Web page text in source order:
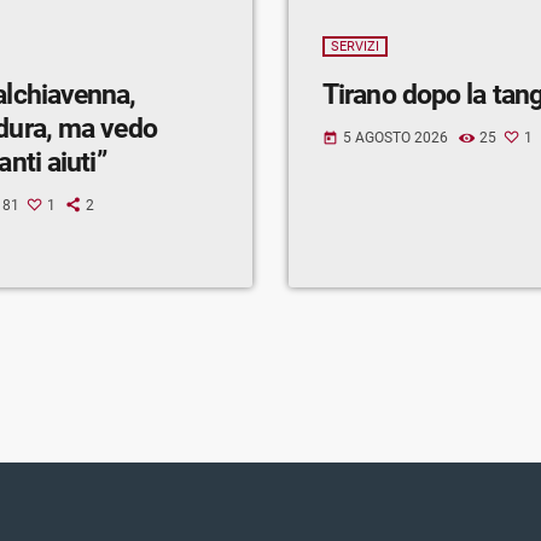
ma vedo
aiuti”
81 1 2
SERVIZI
Tirano dopo la
today 5 AGOSTO 2026 25 1